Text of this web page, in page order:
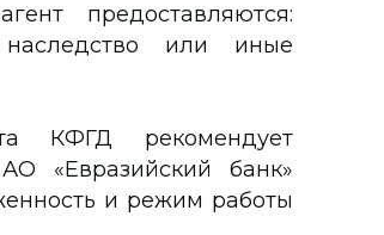
предоставляются:
или иные
КФГД рекомендует
«Евразийский банк»
и режим работы